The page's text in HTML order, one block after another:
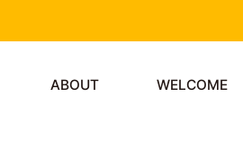
ABOUT WELCOME